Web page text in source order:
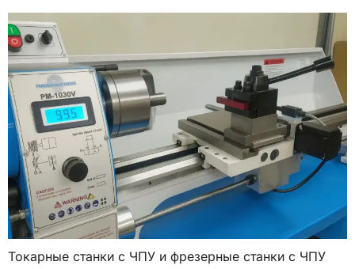
Токарные станки с ЧПУ и фрезерные станки с ЧПУ